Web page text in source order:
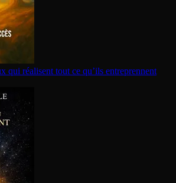
qui réalisent tout ce qu’ils en­tre­prennent